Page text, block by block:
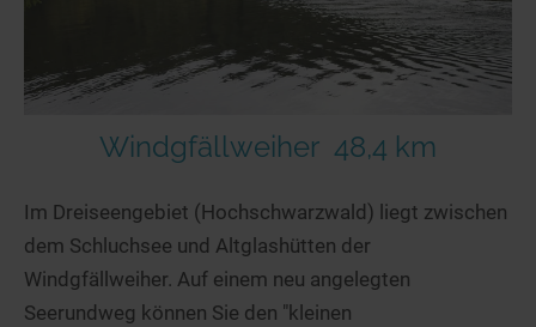
Windgfällweiher 48,4 km
Im Dreiseengebiet (Hochschwarzwald) liegt zwischen
dem Schluchsee und Altglashütten der
Windgfällweiher. Auf einem neu angelegten
Seerundweg können Sie den "kleinen